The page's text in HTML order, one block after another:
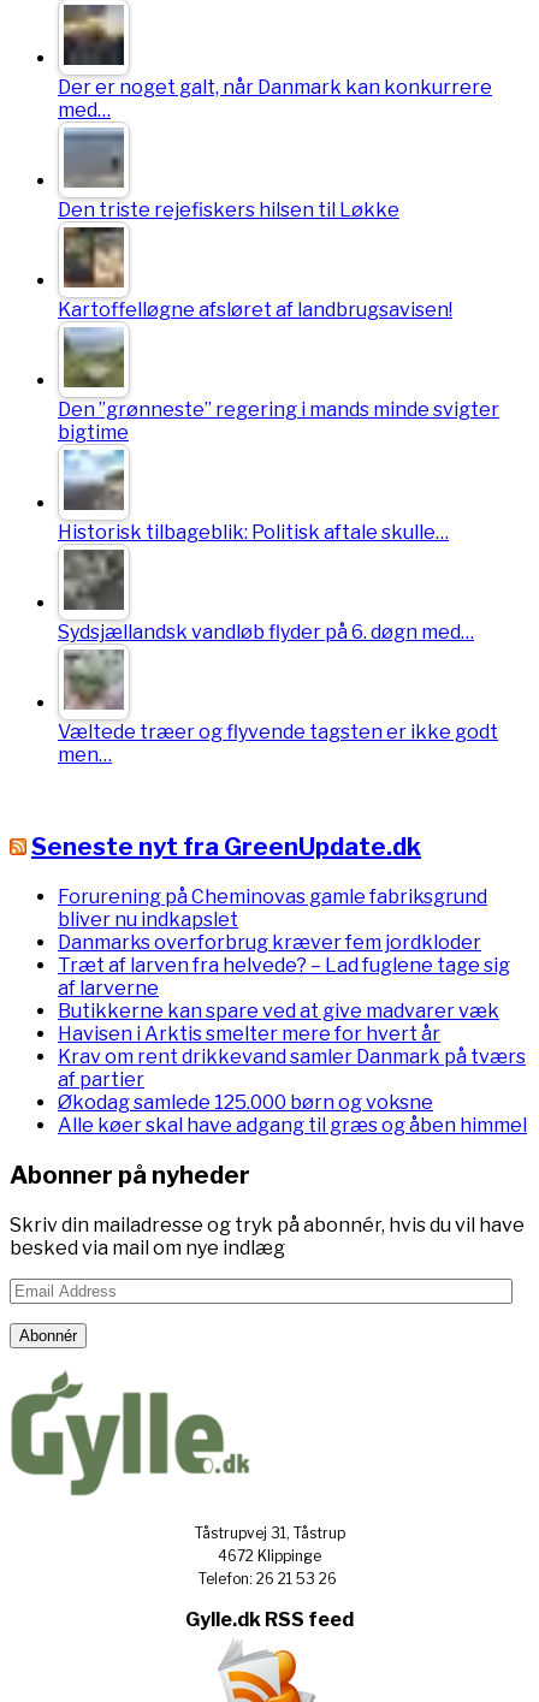
Der er noget galt, når Danmark kan konkurrere
med…
Den triste rejefiskers hilsen til Løkke
Kartoffelløgne afsløret af landbrugsavisen!
Den ”grønneste” regering i mands minde svigter
bigtime
Historisk tilbageblik: Politisk aftale skulle…
Sydsjællandsk vandløb flyder på 6. døgn med…
Væltede træer og flyvende tagsten er ikke godt
men…
Seneste nyt fra GreenUpdate.dk
Forurening på Cheminovas gamle fabriksgrund
bliver nu indkapslet
Danmarks overforbrug kræver fem jordkloder
Træt af larven fra helvede? – Lad fuglene tage sig
af larverne
Butikkerne kan spare ved at give madvarer væk
Havisen i Arktis smelter mere for hvert år
Krav om rent drikkevand samler Danmark på tværs
af partier
Økodag samlede 125.000 børn og voksne
Alle køer skal have adgang til græs og åben himmel
Abonner på nyheder
Skriv din mailadresse og tryk på abonnér, hvis du vil have
besked via mail om nye indlæg
Email
Address
Abonnér
Tåstrupvej 31, Tåstrup
4672 Klippinge
Telefon: 26 21 53 26
Gylle.dk RSS feed